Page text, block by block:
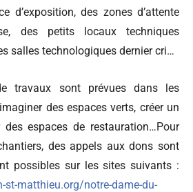
d’exposition, des zones d’attente
des petits locaux techniques
salles technologiques dernier cri…
travaux sont prévues dans les
des espaces verts, créer un
des espaces de restauration…Pour
des appels aux dons sont
possibles sur les sites suivants :
matthieu.org/notre-dame-du-